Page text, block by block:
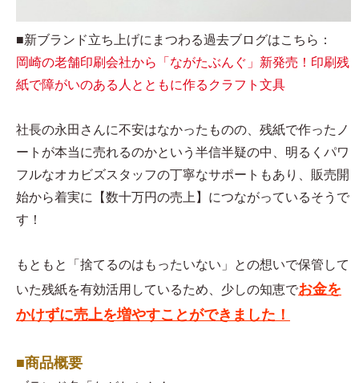
■新ブランド立ち上げにまつわる過去ブログはこちら：
岡崎の老舗印刷会社から「ながたぶんぐ」新発売！印刷残
紙で障がいのある人とともに作るクラフト文具
社長の永田さんに不安はなかったものの、残紙で作ったノ
ートが本当に売れるのかという半信半疑の中、明るくパワ
フルなオカビズスタッフの丁寧なサポートもあり、販売開
始から着実に【数十万円の売上】につながっているそうで
す！
もともと「捨てるのはもったいない」との想いで保管して
いた残紙を有効活用しているため、少しの知恵でお金を
かけずに売上を増やすことができました！
■商品概要